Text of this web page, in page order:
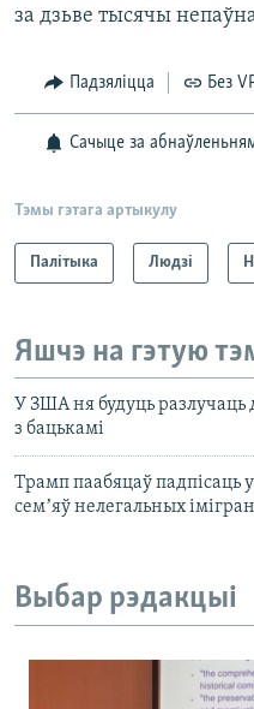
за дзьве тысячы
Падзяліцца Без
Сачыце за
Тэмы гэтага артыкулу
Палітыка Людзі
Яшчэ на гэтую
У ЗША ня будуць разлучаць
з бацькамі
Трамп паабяцаў падпісаць
семʼяў нелегальных
Выбар рэдакцыі